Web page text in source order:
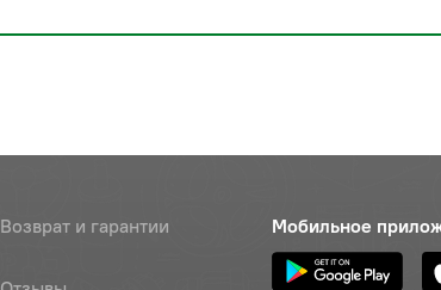
Возврат и гарантии Мобильное